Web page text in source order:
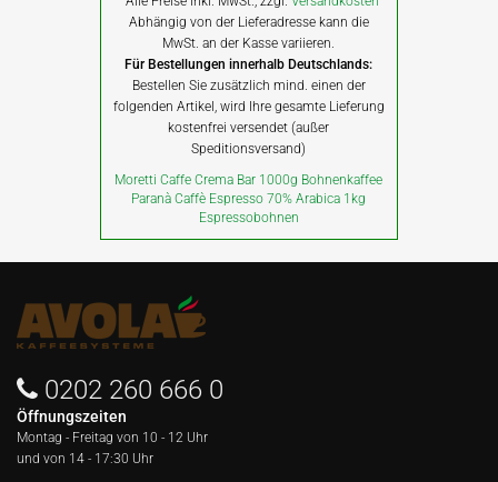
Abhängig von der Lieferadresse kann die
MwSt. an der Kasse variieren.
Für Bestellungen innerhalb Deutschlands:
Bestellen Sie zusätzlich mind. einen der
folgenden Artikel, wird Ihre gesamte Lieferung
kostenfrei versendet (außer
Speditionsversand)
Moretti Caffe Crema Bar 1000g Bohnenkaffee
Paranà Caffè Espresso 70% Arabica 1kg
Espressobohnen
0202 260 666 0
Öffnungszeiten
Montag - Freitag von 10 - 12 Uhr
und von 14 - 17:30 Uhr